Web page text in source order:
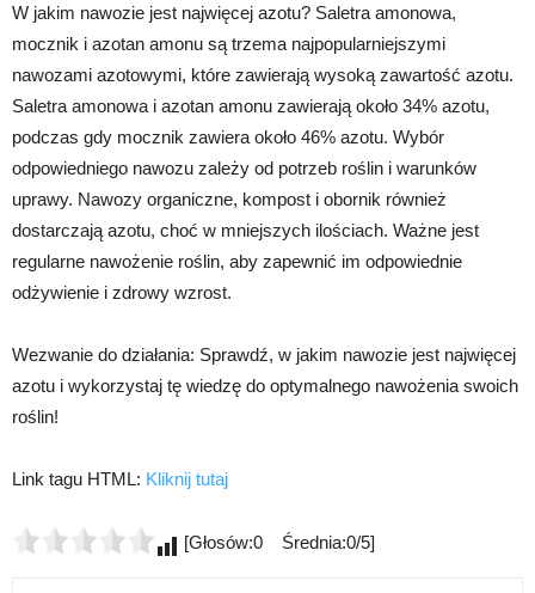
W jakim nawozie jest najwięcej azotu? Saletra amonowa,
mocznik i azotan amonu są trzema najpopularniejszymi
nawozami azotowymi, które zawierają wysoką zawartość azotu.
Saletra amonowa i azotan amonu zawierają około 34% azotu,
podczas gdy mocznik zawiera około 46% azotu. Wybór
odpowiedniego nawozu zależy od potrzeb roślin i warunków
uprawy. Nawozy organiczne, kompost i obornik również
dostarczają azotu, choć w mniejszych ilościach. Ważne jest
regularne nawożenie roślin, aby zapewnić im odpowiednie
odżywienie i zdrowy wzrost.
Wezwanie do działania: Sprawdź, w jakim nawozie jest najwięcej
azotu i wykorzystaj tę wiedzę do optymalnego nawożenia swoich
roślin!
Link tagu HTML: Kliknij tutaj
[Głosów:0 Średnia:0/5]